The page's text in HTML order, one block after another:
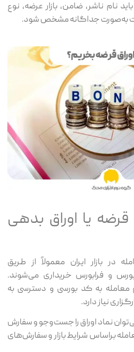
نام ناشر، ضامن، بازار عرضه، نوع
به‌صورت جداگانه مشخص شود.
یا اوراق بدهی
در بازار ایران معمولاً از طریق
و فرابورس خریداری می‌شوند.
معامله به کد بورسی و دسترسی به
نیاز دارد.
نماد اوراق را جست‌وجو و سفارش
براساس شرایط بازار و سفارش‌های